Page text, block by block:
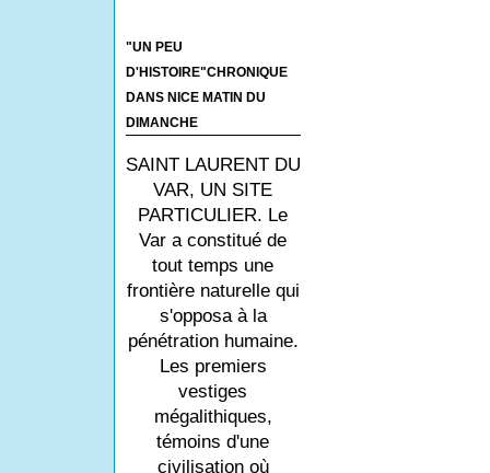
"UN PEU
D'HISTOIRE"CHRONIQUE
DANS NICE MATIN DU
DIMANCHE
SAINT LAURENT DU
VAR, UN SITE
PARTICULIER. Le
Var a constitué de
tout temps une
frontière naturelle qui
s'opposa à la
pénétration humaine.
Les premiers
vestiges
mégalithiques,
témoins d'une
civilisation où